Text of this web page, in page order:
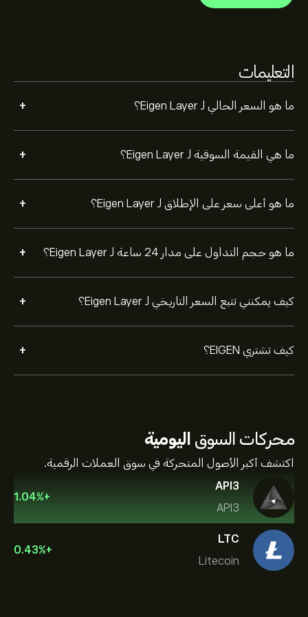
التعليمات
ما هو السعر الحالي لـ Eigen Layer؟ +
ما هي القيمة السوقية لـ Eigen Layer؟ +
ما هو أعلى سعر على الإطلاق لـ Eigen Layer؟ +
ما هو حجم التداول على مدار 24 ساعة لـ Eigen Layer؟ +
كيف يمكنني تتبع السعر التاريخي لـ Eigen Layer؟ +
كيف تشتري EIGEN؟ +
انقر فوق الزر "تداول" وحدد مقدار Eigen Layer الذي تريد
المستقبل.
محركات السوق اليومية
اكتشف أكبر الأصول المتحركة في سوق العملات الرقمية.
API3
API3
+
1.04%
LTC
Litecoin
+
0.43%